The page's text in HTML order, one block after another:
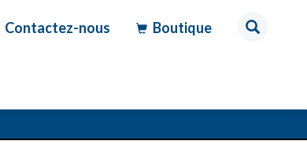
Contactez-nous Boutique